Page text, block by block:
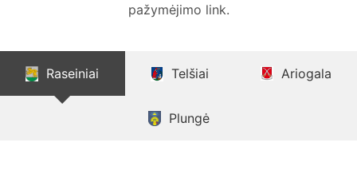
pažymėjimo link.
Raseiniai Telšiai Ariogala
Plungė